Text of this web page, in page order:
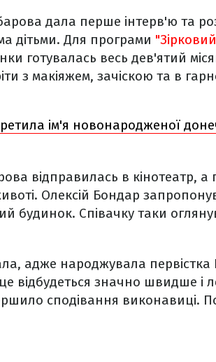
дала перше інтерв'ю та
дітьми. Для програми
готувалась весь дев'ятий
з макіяжем, зачіскою та в
ім'я новонародженої
відправилась в кінотеатр, а
Олексій Бондар
будинок. Співачку таки
адже народжувала первістка
відбудеться значно швидше і
сподівання виконавиці.